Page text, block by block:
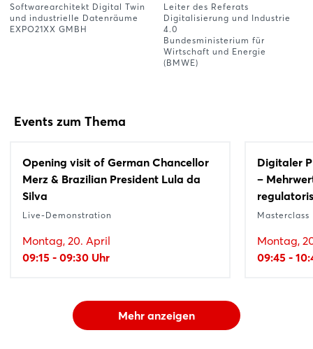
Softwarearchitekt Digital Twin
und industrielle Datenräume
EXPO21XX GMBH
Leiter des Referats
Digitalisierung und Industrie
4.0
Bundesministerium für
Wirtschaft und Energie
(BMWE)
Events zum Thema
Opening visit of German Chancellor
Merz & Brazilian President Lula da
Silva
Live-Demonstration
Montag, 20. April
09:15 - 09:30 Uhr
Digitaler
–
Masterclass
Montag,
09:45 -
Mehr anzeigen